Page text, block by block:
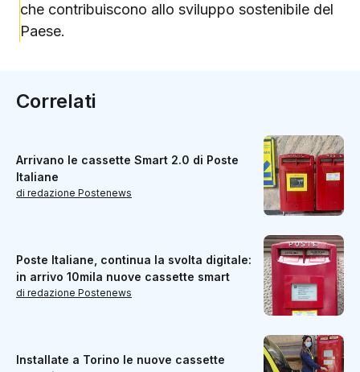
che contribuiscono allo sviluppo sostenibile del
Paese.
Correlati
Arrivano le cassette Smart 2.0 di Poste
Italiane
di redazione Postenews
Poste Italiane, continua la svolta digitale:
in arrivo 10mila nuove cassette smart
di redazione Postenews
Installate a Torino le nuove cassette